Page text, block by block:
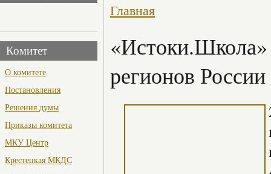
Комитет
О комитете
Постановления
Решения думы
Приказы комитета
МКУ Центр
Крестецкая МКДС
Главная
регионов